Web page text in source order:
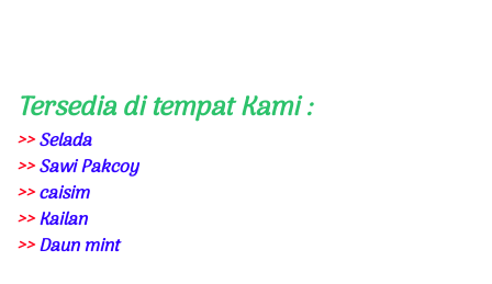
Tersedia di tempat Kami :
>>Selada
>>Sawi Pakcoy
>>caisim
>>Kailan
>>Daun mint